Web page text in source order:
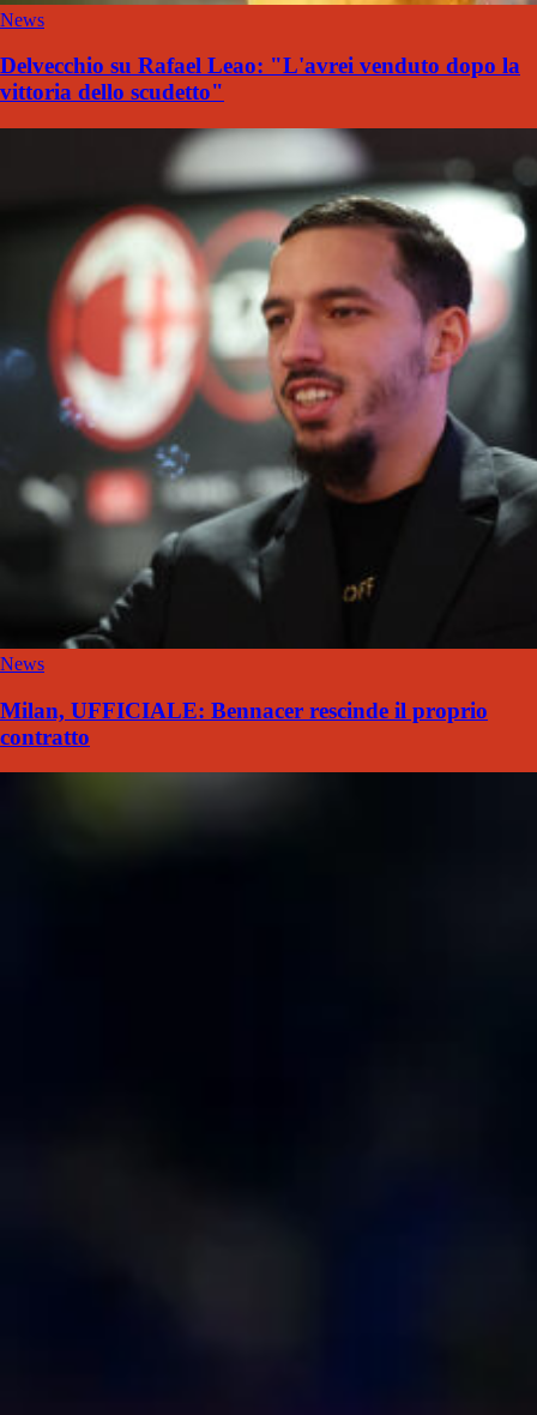
News
Delvecchio su Rafael Leao: "L'avrei venduto dopo la
vittoria dello scudetto"
News
Milan, UFFICIALE: Bennacer rescinde il proprio
contratto